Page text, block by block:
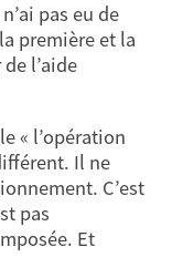
pas eu de
première et la
l’aide
« l’opération
Il ne
C’est
pas
Et